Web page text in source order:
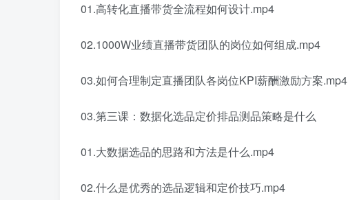
01.高转化直播带货全流程如何设计.mp4
02.1000W业绩直播带货团队的岗位如何组成.mp4
03.如何合理制定直播团队各岗位KPI薪酬激励方案.mp4
03.第三课：数据化选品定价排品测品策略是什么
01.大数据选品的思路和方法是什么.mp4
02.什么是优秀的选品逻辑和定价技巧.mp4